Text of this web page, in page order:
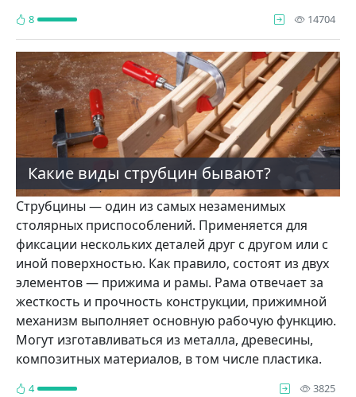
8 14704
Какие виды струбцин бывают?
Струбцины — один из самых незаменимых
столярных приспособлений. Применяется для
фиксации нескольких деталей друг с другом или с
иной поверхностью. Как правило, состоят из двух
элементов — прижима и рамы. Рама отвечает за
жесткость и прочность конструкции, прижимной
механизм выполняет основную рабочую функцию.
Могут изготавливаться из металла, древесины,
композитных материалов, в том числе пластика.
4 3825